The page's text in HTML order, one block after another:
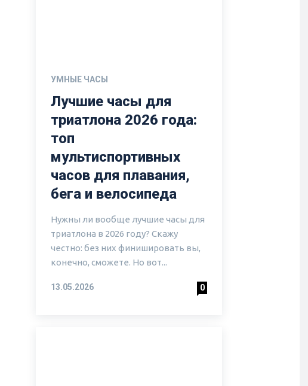
УМНЫЕ ЧАСЫ
Лучшие часы для
триатлона 2026 года:
топ
мультиспортивных
часов для плавания,
бега и велосипеда
Нужны ли вообще лучшие часы для
триатлона в 2026 году? Скажу
честно: без них финишировать вы,
конечно, сможете. Но вот...
13.05.2026 0